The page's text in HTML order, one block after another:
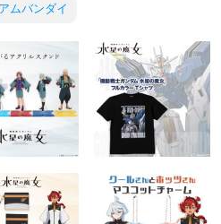
ムバンダイ